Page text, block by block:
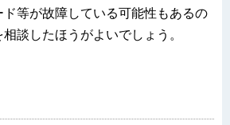
等が故障している可能性もあるの
談したほうがよいでしょう。